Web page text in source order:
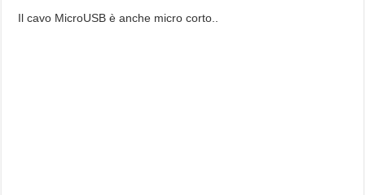
Il cavo MicroUSB è anche micro corto..